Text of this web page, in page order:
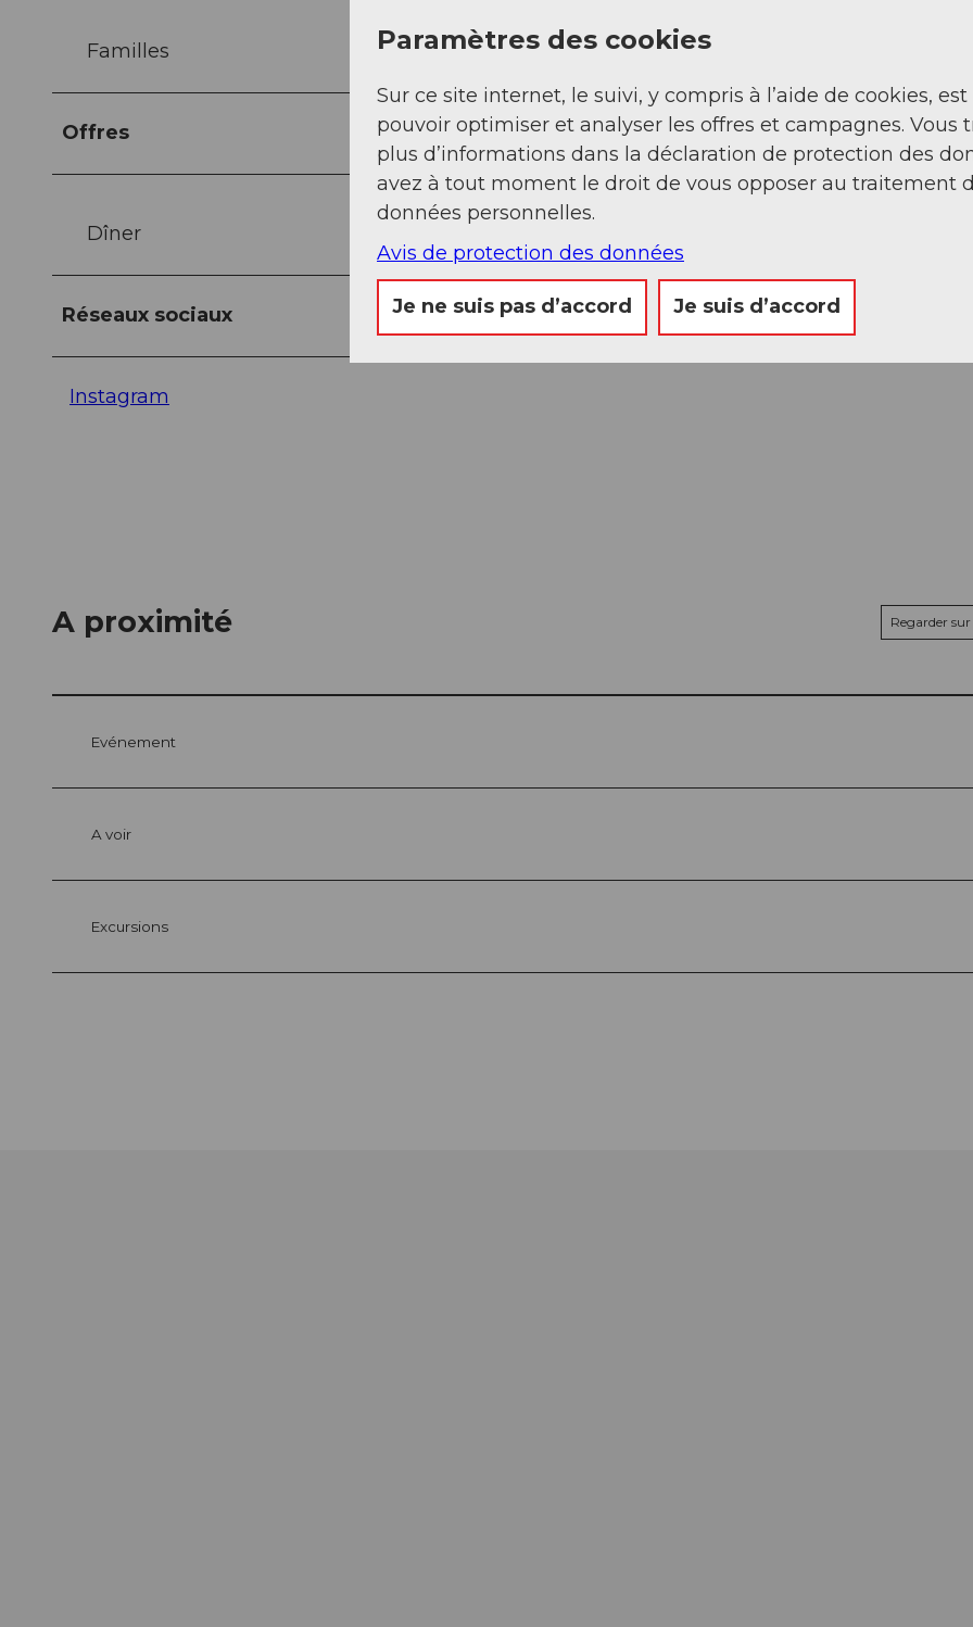
Familles
Offres
Dîner
Réseaux sociaux
Instagram
A proximité Regarder
Evénement
A voir
Excursions
Paramètres des cookies
Sur ce site internet, le suivi, y compris à l’aide de cookies,
pouvoir optimiser et analyser les offres et campagnes. Vous
plus d’informations dans la déclaration de protection des
avez à tout moment le droit de vous opposer au traitement
données personnelles.
Avis de protection des données
Je ne suis pas d’accord Je suis d’accord